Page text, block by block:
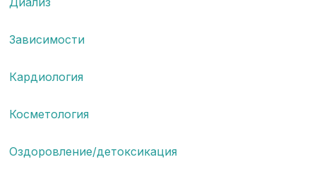
Зависимости
Кардиология
Косметология
Оздоровление/детоксикация